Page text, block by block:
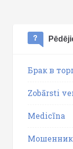
Брак в
Zobārsti
Medicīna